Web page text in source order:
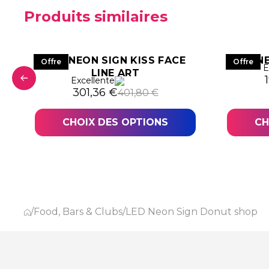
Produits similaires
€.
€.
Offre
LED NEON SIGN KISS FACE
LINE ART
Excellente
401,80€
Le prix initial était : 401,80 €.
301,36 €
Le prix actuel est : 301,36 €.
CHOIX DES OPTIONS
Offre
LED
/Food, Bars & Clubs/LED Neon Sign Donut shop